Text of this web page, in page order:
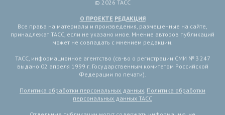
© 2026 ТАСС
О ПРОЕКТЕ РЕДАКЦИЯ
Все права на материалы и произведения, размещенные на сайте,
принадлежат ТАСС, если не указано иное. Мнение авторов публикаций
может не совпадать с мнением редакции.
ТАСС, информационное агентство (св-во о регистрации СМИ № 3 247
выдано 02 апреля 1999 г. Государственным комитетом Российской
Федерации по печати).
Политика обработки персональных данных, Политика обработки
персональных данных ТАСС